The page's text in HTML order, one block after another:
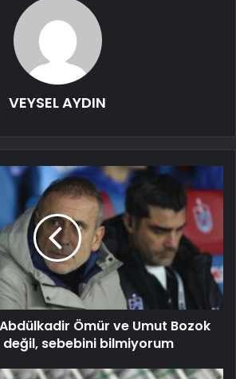
VEYSEL AYDIN
Ömür ve Umut Bozok
sebebini bilmiyorum